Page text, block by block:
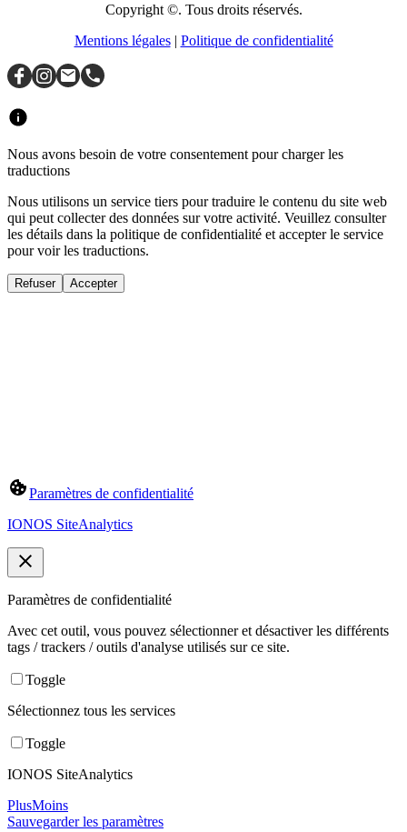
Copyright ©. Tous droits réservés.
Mentions légales| Politique de confidentialité
Nous avons besoin de votre consentement pour charger les
traductions
Nous utilisons un service tiers pour traduire le contenu du site web
qui peut collecter des données sur votre activité. Veuillez consulter
les détails dans la politique de confidentialité et accepter le service
pour voir les traductions.
Refuser Accepter
Paramètres de confidentialité
IONOS SiteAnalytics
Paramètres de confidentialité
Avec cet outil, vous pouvez sélectionner et désactiver les différents
tags / trackers / outils d'analyse utilisés sur ce site.
Toggle
Sélectionnez tous les services
Toggle
IONOS SiteAnalytics
PlusMoins
Sauvegarder les paramètres